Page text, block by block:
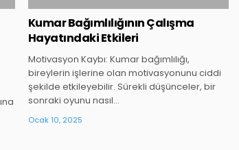
Kumar Bağımlılığının Çalışma
Hayatındaki Etkileri
Motivasyon Kaybı: Kumar bağımlılığı,
bireylerin işlerine olan motivasyonunu ciddi
şekilde etkileyebilir. Sürekli düşünceler, bir
sonraki oyunu nasıl…
Ocak 10, 2025